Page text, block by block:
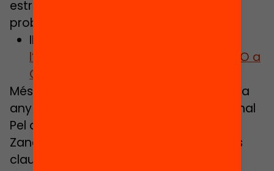
estranger, NESE i repetidor amplia les
probabilitats d’abandonar.
INFOGRAFIA:
l’abandonament escolar a 4t de l’ESO a
Catalunya
Més de 13.000 alumnes abandonen cada
any el Batxillerat i la Formació Professional
Pel que fa a l’educació postobligatòria,
Zancajo va reiterar que el primer any és
clau, tenint en compte que